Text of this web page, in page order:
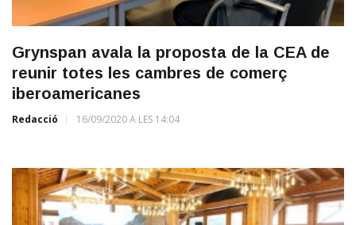
Grynspan avala la proposta de la CEA de
reunir totes les cambres de comerç
iberoamericanes
Redacció 16/09/2020 A LES 14:04